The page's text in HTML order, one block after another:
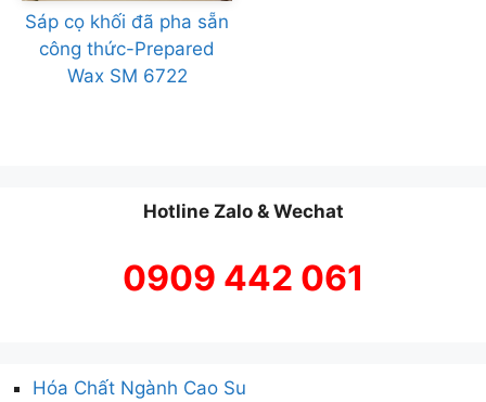
Sáp cọ khối đã pha sẵn
công thức-Prepared
Wax SM 6722
Hotline Zalo & Wechat
0909 442 061
Hóa Chất Ngành Cao Su